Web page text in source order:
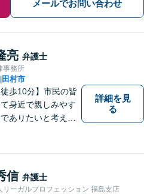
メールでお問い合わせ
亮 弁護士
事務所
| 田村市
徒歩10分】市民の皆
身近で親しみやす
ありたいと考えて
お気軽にご相談く
tamura-law.bi
ームページ）
詳細を見
る
信 弁護士
リーガルプロフェッション 福島支店